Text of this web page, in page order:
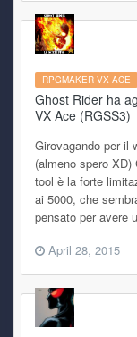
RPGMAKER VX ACE
Ghost Rider ha
VX Ace (RGSS3)
Girovagando per il
(almeno spero
tool è la forte
ai 5000, che
pensato per avere
April 28, 2015